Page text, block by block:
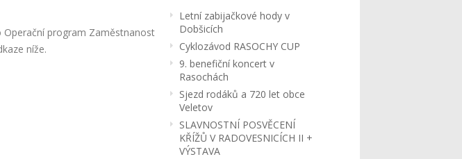
program Zaměstnanost
níže.
Letní zabijačkové hody v
Dobšicích
Cyklozávod RASOCHY CUP
9. benefiční koncert v
Rasochách
Sjezd rodáků a 720 let obce
Veletov
SLAVNOSTNÍ POSVĚCENÍ
KŘÍŽŮ V RADOVESNICÍCH II +
VÝSTAVA